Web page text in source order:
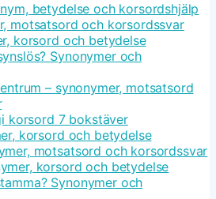
betydelse och korsordshjälp
motsatsord och korsordssvar
korsord och betydelse
Synonymer och
– synonymer, motsatsord
korsord 7 bokstäver
korsord och betydelse
motsatsord och korsordssvar
korsord och betydelse
Synonymer och